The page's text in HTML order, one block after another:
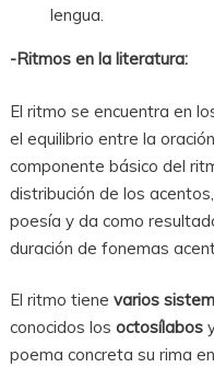
lengua.
-Ritmos en la literatura:
El ritmo se encuentra en
el equilibrio entre la
componente básico del
distribución de los
poesía y da como
duración de fonemas
El ritmo tiene varios
conocidos los octosílabos
poema concreta su rima